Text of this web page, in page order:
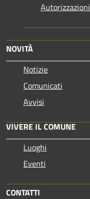
Autorizzazioni
NOVITÀ
Notizie
Comunicati
Avvisi
VIVERE IL COMUNE
Luoghi
Eventi
CONTATTI